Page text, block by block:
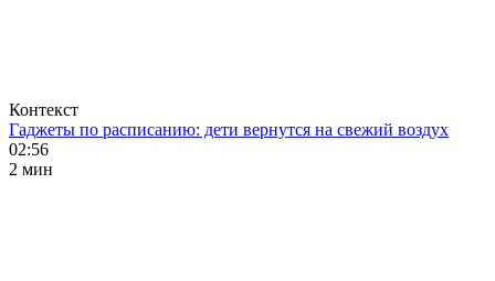
Контекст
Гаджеты по расписанию: дети вернутся на свежий воздух
02:56
2 мин